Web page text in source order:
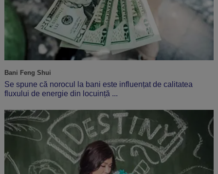
Bani Feng Shui
Se spune că norocul la bani este influențat de calitatea
fluxului de energie din locuință ...